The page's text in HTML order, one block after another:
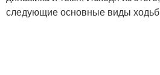
следующие основные виды